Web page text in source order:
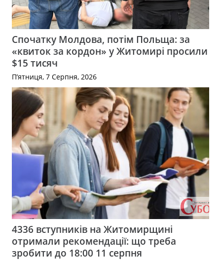
Спочатку Молдова, потім Польща: за
«квиток за кордон» у Житомирі просили
$15 тисяч
П’ятниця, 7 Серпня, 2026
4336 вступників на Житомирщині
отримали рекомендації: що треба
зробити до 18:00 11 серпня